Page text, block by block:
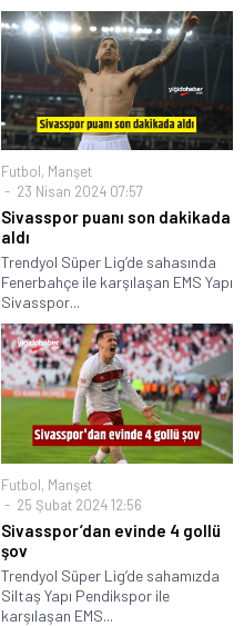
Futbol, Manşet
23 Nisan 2024 07:57
Sivasspor puanı son dakikada
aldı
Trendyol Süper Lig’de sahasında
Fenerbahçe ile karşılaşan EMS Yapı
Sivasspor...
Futbol, Manşet
25 Şubat 2024 12:56
Sivasspor’dan evinde 4 gollü
şov
Trendyol Süper Lig’de sahamızda
Siltaş Yapı Pendikspor ile
karşılaşan EMS...